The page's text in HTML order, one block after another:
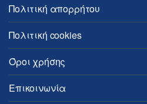
Πολιτική απορρήτου
Πολιτική cookies
Όροι χρήσης
Επικοινωνία